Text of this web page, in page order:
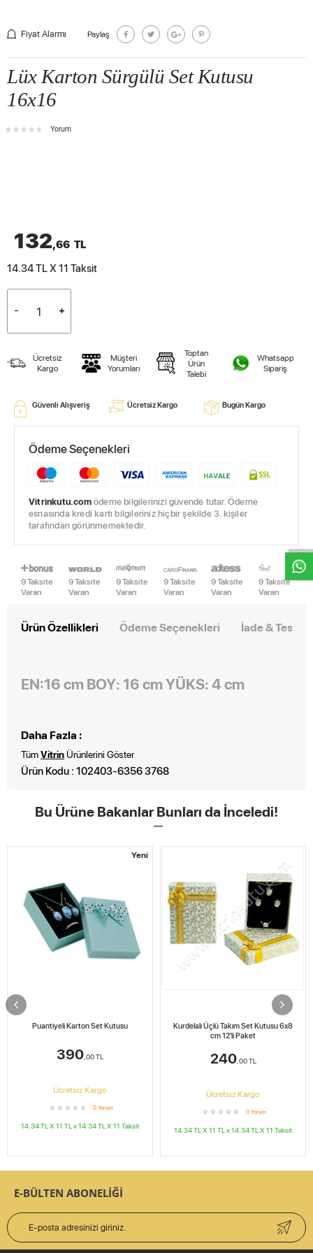
Fiyat Alarmı Paylaş
Lüx Karton Sürgülü Set Kutusu
16x16
Yorum
132,66 TL
14.34 TL X 11 Taksit
Ücretsiz
Kargo
Müşteri
Yorumları
Toptan
Ürün
Talebi
Whatsapp
Sipariş
Güvenli Alışveriş Ücretsiz Kargo Bugün Kargo
Ödeme Seçenekleri
Vitrinkutu.comödeme bilgilerinizi güvende tutar. Ödeme
esnasında kredi kartı bilgileriniz hiçbir şekilde 3. kişiler
tarafından görünmemektedir.
9 Taksite
Varan
9 Taksite
Varan
9 Taksite
Varan
9 Taksite
Varan
9 Taksite
Varan
9 Taksite
Varan
Ürün Özellikleri Ödeme Seçenekleri İade &
EN:16 cm BOY: 16 cm YÜKS: 4 cm
Daha Fazla :
TümVitrin Ürünlerini Göster
Ürün Kodu : 102403-6356 3768
Bu Ürüne Bakanlar Bunları da İnceledi!
Yeni
Puantiyeli Karton Set Kutusu
390,00TL
Ücretsiz Kargo
0 Yorum
14.34 TL X 11 TL x14.34 TL X 11 Taksit
Kurdelalı Üçlü Takım Set Kutusu 6x8
cm 12'li Paket
240,00TL
Ücretsiz Kargo
0 Yorum
14.34 TL X 11 TL x14.34 TL X 11 Taksit
E-BÜLTEN ABONELİĞİ